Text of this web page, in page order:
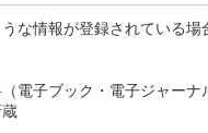
な情報が登録されている
電子ブック・電子ジャーナ